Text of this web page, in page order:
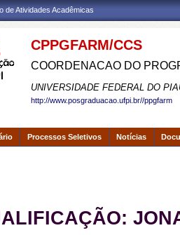
de Atividades Acadêmicas
CPPGFARM/CCS
COORDENACAO DO
UNIVERSIDADE FEDERAL DO
http://www.posgraduacao.ufpi.br//ppgfarm
Processos Seletivos Notícias